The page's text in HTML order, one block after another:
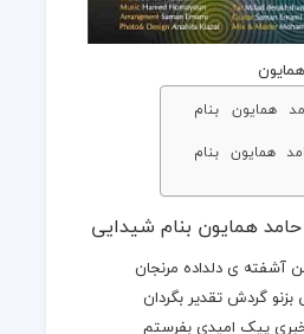
همایون بنام
همایون بنام
همایون بنام شیدایی
آشفته ی دلداده مرنجان
گردش تقدیر بگردان
پیک امیدی بفرستم